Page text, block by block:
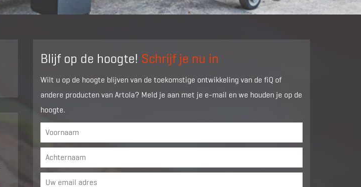
Blijf op de hoogte! Schrijf je nu in
Wilt u op de hoogte blijven van de toekomstige ontwikkeling van de fiQ of
andere producten van Artola? Meld je aan met je e-mail en we houden je op de
hoogte.